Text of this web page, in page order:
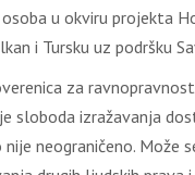
u okviru projekta
i Tursku uz podršku
za
sloboda izražavanja
neograničeno. Može